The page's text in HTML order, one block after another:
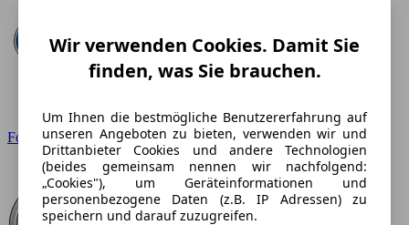
Ford
Wir verwenden Cookies. Damit Sie
finden, was Sie brauchen.
Um Ihnen die bestmögliche Benutzererfahrung auf
unseren Angeboten zu bieten, verwenden wir und
Drittanbieter Cookies und andere Technologien
(beides gemeinsam nennen wir nachfolgend:
„Cookies"), um Geräteinformationen und
personenbezogene Daten (z.B. IP Adressen) zu
speichern und darauf zuzugreifen.